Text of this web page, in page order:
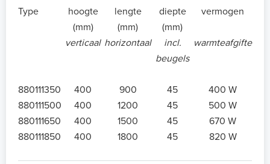
Type
hoogte
(mm)
lengte
(mm)
diepte
(mm)
vermogen
verticaal horizontaal
incl.
beugels
warmteafgifte
880111350 400 900 45
400 W
880111500
400 1200 45
500 W
880111650
400 1500 45
670 W
880111850
400 1800 45 820 W